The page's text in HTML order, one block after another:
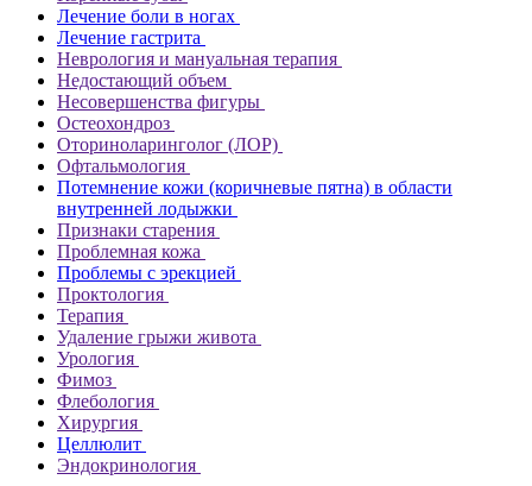
Лечение боли в ногах
Лечение гастрита
Неврология и мануальная терапия
Недостающий объем
Несовершенства фигуры
Остеохондроз
Оториноларинголог (ЛОР)
Офтальмология
Потемнение кожи (коричневые пятна) в области
внутренней лодыжки
Признаки старения
Проблемная кожа
Проблемы с эрекцией
Проктология
Терапия
Удаление грыжи живота
Урология
Фимоз
Флебология
Хирургия
Целлюлит
Эндокринология